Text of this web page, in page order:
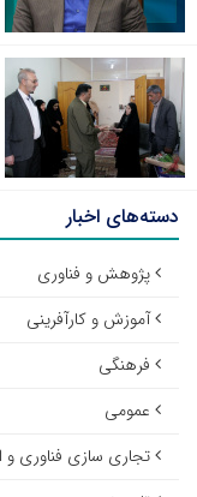
دسته‌های اخبار
پژوهش و فناوری
آموزش و کارآفرینی
فرهنگی
عمومی
تجاری سازی فناوری و